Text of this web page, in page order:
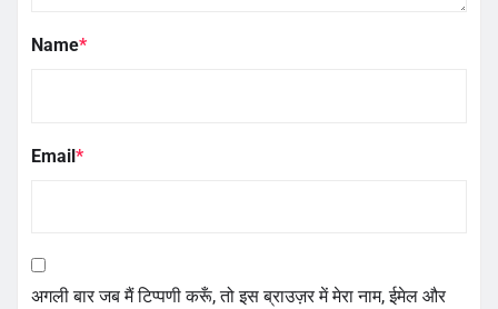
Name*
Email*
अगली बार जब मैं टिप्पणी करूँ, तो इस ब्राउज़र में मेरा नाम, ईमेल और